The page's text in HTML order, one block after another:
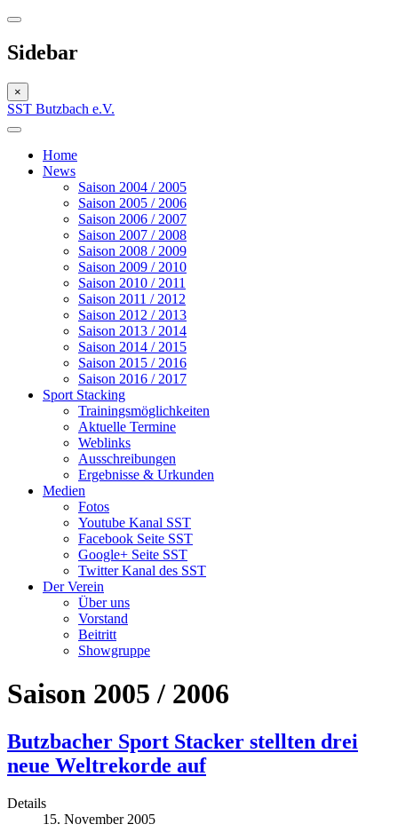
Sidebar
×
SST Butzbach e.V.
Home
News
Saison 2004 / 2005
Saison 2005 / 2006
Saison 2006 / 2007
Saison 2007 / 2008
Saison 2008 / 2009
Saison 2009 / 2010
Saison 2010 / 2011
Saison 2011 / 2012
Saison 2012 / 2013
Saison 2013 / 2014
Saison 2014 / 2015
Saison 2015 / 2016
Saison 2016 / 2017
Sport Stacking
Trainingsmöglichkeiten
Aktuelle Termine
Weblinks
Ausschreibungen
Ergebnisse & Urkunden
Medien
Fotos
Youtube Kanal SST
Facebook Seite SST
Google+ Seite SST
Twitter Kanal des SST
Der Verein
Über uns
Vorstand
Beitritt
Showgruppe
Saison 2005 / 2006
Butzbacher Sport Stacker stellten drei
neue Weltrekorde auf
Details
15. November 2005